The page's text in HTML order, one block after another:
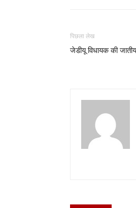
पिछला लेख
जेडीयू विधायक की